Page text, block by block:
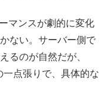
マンスが劇的に変化
ない。サーバー側で
るのが自然だが、
点張りで、具体的な